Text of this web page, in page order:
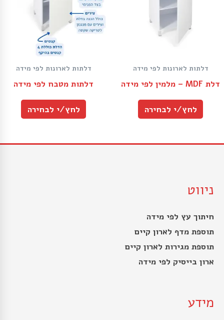
דלתות לארונות לפי מידה
דלת MDF – מלמין לפי מידה
לחץ/י לבחירה
דלתות לארונות לפי מידה
דלתות מטבח לפי מידה
לחץ/י לבחירה
ניווט
חיתוך עץ לפי מידה
תוספת מדף לארון קיים
תוספת מגירות לארון קיים
ארון בייסיק לפי מידה
מידע